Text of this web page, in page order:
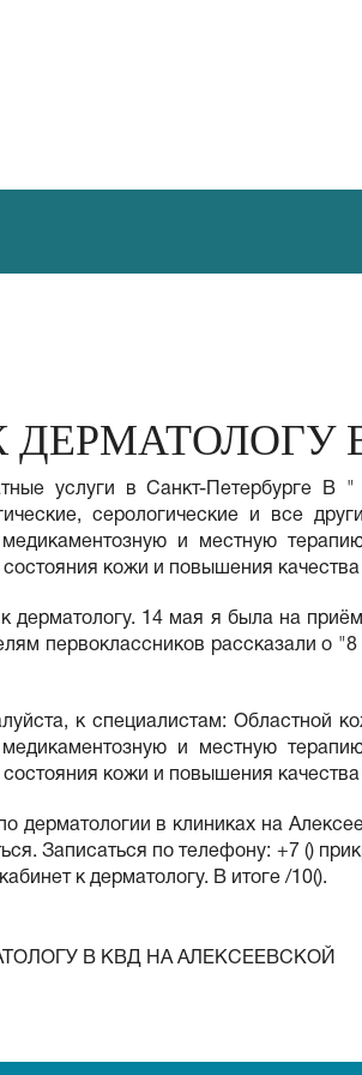
ДЕРМАТОЛОГУ
услуги в Санкт-Петербурге
серологические и все
и местную
кожи и повышения
дерматологу. 14 мая я была на
первоклассников рассказали о
к специалистам: Областной
и местную
кожи и повышения
дерматологии в клиниках на
Записаться по телефону: +7 ()
к дерматологу. В итоге /10().
В КВД НА АЛЕКСЕЕВСКОЙ